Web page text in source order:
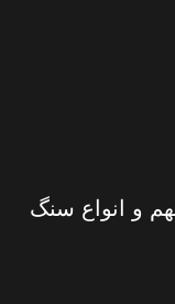
و انواع سنگ